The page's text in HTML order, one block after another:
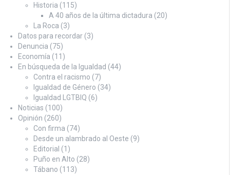
Historia (115)
A 40 años de la última dictadura (20)
La Roca (3)
Datos para recordar (3)
Denuncia (75)
Economía (11)
En búsqueda de la Igualdad (44)
Contra el racismo (7)
Igualdad de Género (34)
Igualdad LGTBIQ (6)
Noticias (100)
Opinión (260)
Con firma (74)
Desde un alambrado al Oeste (9)
Editorial (1)
Puño en Alto (28)
Tábano (113)